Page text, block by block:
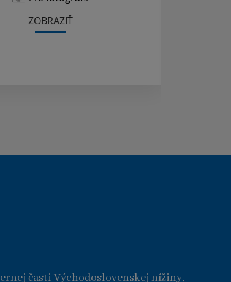
ZOBRAZIŤ
časti Východoslovenskej nížiny,